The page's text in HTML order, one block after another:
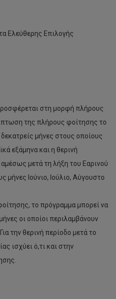
Ελεύθερης Επιλογής
στη μορφή πλήρους
της πλήρους φοίτησης το
μήνες στους οποίους
εξάμηνα και η θερινή
μετά τη λήξη του Εαρινού
μήνες Ιούνιο, Ιούλιο, Αύγουστο
το πρόγραμμα μπορεί να
οι οποίοι περιλαμβάνουν
την θερινή περίοδο μετά το
ισχύει ό,τι και στην